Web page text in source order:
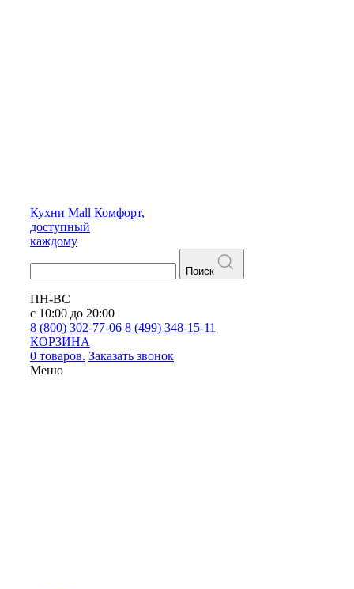
Кухни Mall Комфорт,
доступный
каждому
Поиск
ПН-ВС
с 10:00 до 20:00
8 (800) 302-77-06 8 (499) 348-15-11
КОРЗИНА
0 товаров. Заказать звонок
Меню